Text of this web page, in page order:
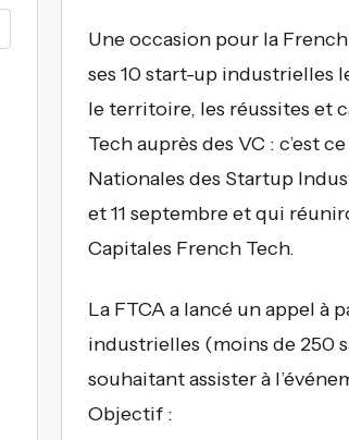
Une occasion pour la
ses 10 start-up industrielles
le territoire, les réussites et
Tech auprès des VC : c’est
Nationales des Startup
et 11 septembre et qui
Capitales French Tech.
La FTCA a lancé un appel à
industrielles (moins de 250
souhaitant assister à
Objectif :